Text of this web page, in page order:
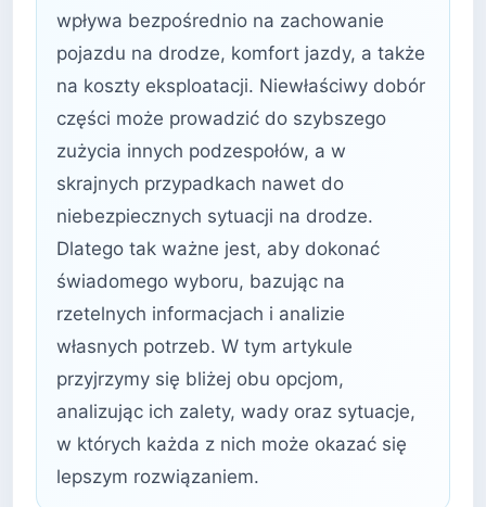
wpływa bezpośrednio na zachowanie
pojazdu na drodze, komfort jazdy, a także
na koszty eksploatacji. Niewłaściwy dobór
części może prowadzić do szybszego
zużycia innych podzespołów, a w
skrajnych przypadkach nawet do
niebezpiecznych sytuacji na drodze.
Dlatego tak ważne jest, aby dokonać
świadomego wyboru, bazując na
rzetelnych informacjach i analizie
własnych potrzeb. W tym artykule
przyjrzymy się bliżej obu opcjom,
analizując ich zalety, wady oraz sytuacje,
w których każda z nich może okazać się
lepszym rozwiązaniem.